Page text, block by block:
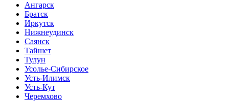
Ангарск
Братск
Иркутск
Нижнеудинск
Саянск
Тайшет
Тулун
Усолье-Сибирское
Усть-Илимск
Усть-Кут
Черемхово